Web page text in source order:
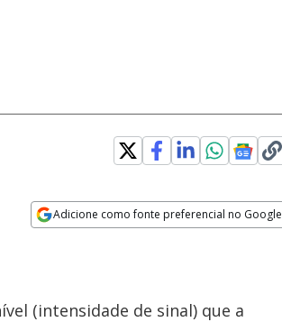
Adicione como fonte preferencial no Google
(intensidade de sinal) que a